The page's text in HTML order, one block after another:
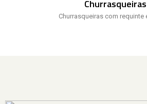
Churrasqueiras
Churrasqueiras com requinte